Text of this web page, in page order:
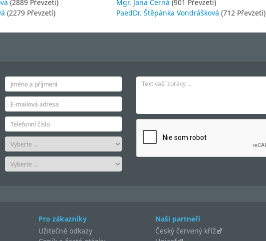
(2889 Převzetí)
(2279 Převzetí)
Mgr. Jana Černá (901 Převzetí)
PaedDr. Štěpánka Vondrášková (712 Převzetí)
Pro zákazníky
Užitečné odkazy
Naši partneři
Český červený kříž